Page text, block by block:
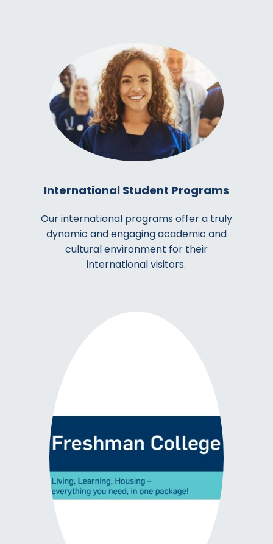
International Student Programs
Our international programs offer a truly
dynamic and engaging academic and
cultural environment for their
international visitors.